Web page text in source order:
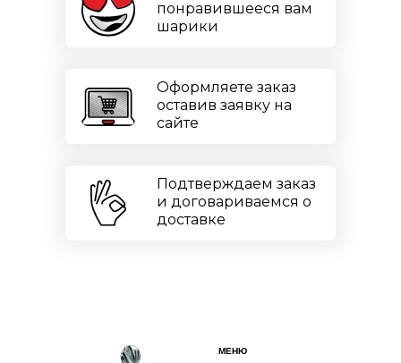
Оформляете заказ
оставив заявку на
сайте
Подтверждаем заказ
и договариваемся о
доставке
понравившееся вам
шарики
МЕНЮ